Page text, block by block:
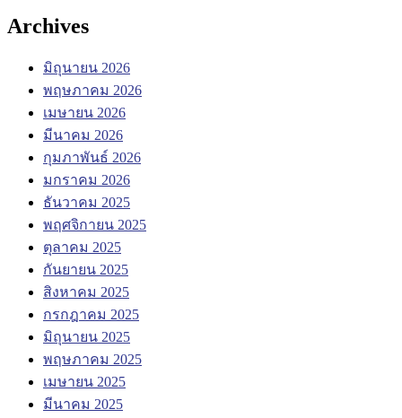
Archives
มิถุนายน 2026
พฤษภาคม 2026
เมษายน 2026
มีนาคม 2026
กุมภาพันธ์ 2026
มกราคม 2026
ธันวาคม 2025
พฤศจิกายน 2025
ตุลาคม 2025
กันยายน 2025
สิงหาคม 2025
กรกฎาคม 2025
มิถุนายน 2025
พฤษภาคม 2025
เมษายน 2025
มีนาคม 2025